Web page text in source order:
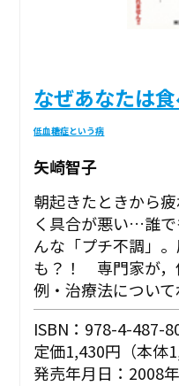
なぜあなたは
低血糖症という病
矢崎智子
朝起きたときから
く具合が悪い…誰で
んな「プチ不調」
も？！ 専門家が，
例・治療法について
ISBN：978-4-487-
定価1,430円（本体
発売年月日：2008